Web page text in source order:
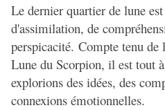
Le dernier quartier de lune
d'assimilation, de
perspicacité. Compte tenu de
Lune du Scorpion, il est tout
explorions des idées, des
connexions émotionnelles.